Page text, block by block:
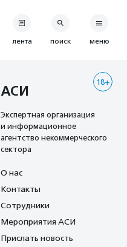
лента поиск меню
18+
АСИ
Экспертная организация
и информационное
агентство некоммерческого
сектора
О нас
Контакты
Сотрудники
Мероприятия АСИ
Прислать новость